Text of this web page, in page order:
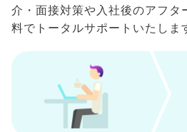
介・面接対策や入社後のアフタ
料でトータルサポートいたしま